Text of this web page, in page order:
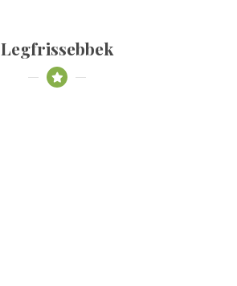
Legfrissebbek